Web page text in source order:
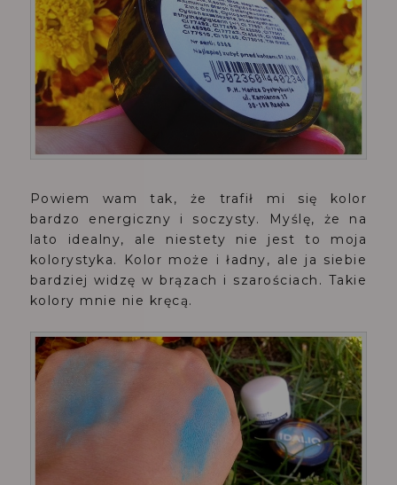
Powiem wam tak, że trafił mi się kolor
bardzo energiczny i soczysty. Myślę, że na
lato idealny, ale niestety nie jest to moja
kolorystyka. Kolor może i ładny, ale ja siebie
bardziej widzę w brązach i szarościach. Takie
kolory mnie nie kręcą.